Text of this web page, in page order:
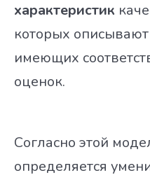
Принципы тестирования
тестировании
характеристик
которых
имеющих
оценок.
Согласно этой
определяется